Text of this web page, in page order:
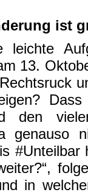
ist
leichte
13.
den
genauso
in